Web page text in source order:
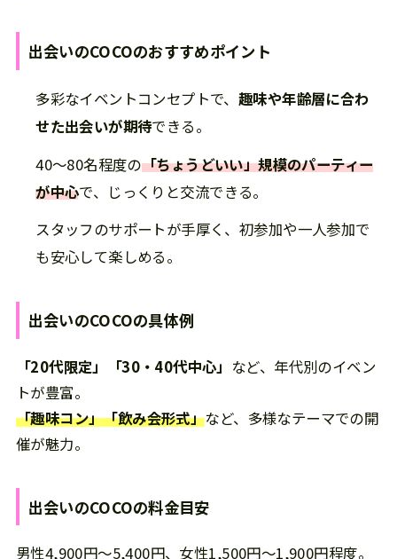
出会いのCOCOのおすすめポイント
多彩なイベントコンセプトで、 趣味や年齢層に合わ
せた出会いが期待できる。
40～80名程度の「ちょうどいい」規模のパーティー
が中心で、じっくりと交流できる。
スタッフのサポートが手厚く、初参加や一人参加で
も安心して楽しめる。
出会いのCOCOの具体例
「20代限定」「30・40代中心」 など、年代別のイベン
トが豊富。
「趣味コン」「飲み会形式」など、多様なテーマでの開
催が魅力。
出会いのCOCOの料金目安
男性4,900円～5,400円、女性1,500円～1,900円程度。